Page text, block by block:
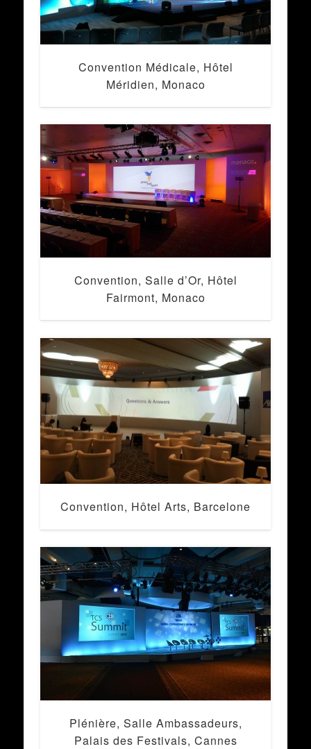
Convention Médicale, Hôtel
Méridien, Monaco
Convention, Salle d’Or, Hôtel
Fairmont, Monaco
Convention, Hôtel Arts, Barcelone
Plénière, Salle Ambassadeurs,
Palais des Festivals, Cannes